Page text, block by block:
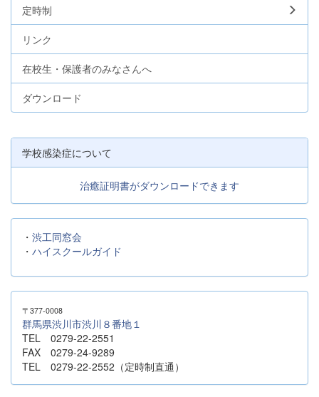
定時制
リンク
在校生・保護者のみなさんへ
ダウンロード
学校感染症について
治癒証明書がダウンロードできます
・ 渋工同窓会
・ ハイスクールガイド
〒377-0008
群馬県渋川市渋川８番地１
TEL 0279-22-2551
FAX 0279-24-9289
TEL 0279-22-2552（定時制直通）